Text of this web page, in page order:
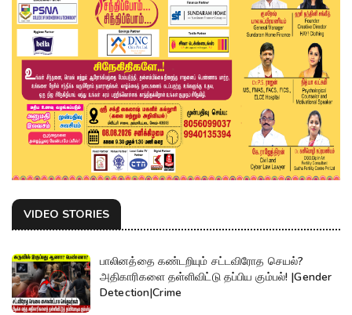
VIDEO STORIES
பாலினத்தை கண்டறியும் சட்டவிரோத செயல்?
அதிகாரிகளை தள்ளிவிட்டு தப்பிய கும்பல்! |Gender
Detection|Crime